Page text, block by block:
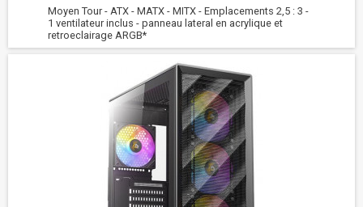
Moyen Tour - ATX - MATX - MITX - Emplacements 2,5 : 3 -
1 ventilateur inclus - panneau lateral en acrylique et
retroeclairage ARGB*